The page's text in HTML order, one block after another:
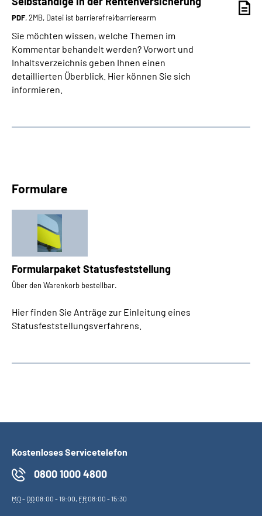
PDF, 2MB, Datei ist barrierefrei⁄barrierearm
Sie möchten wissen, welche Themen im
Kommentar behandelt werden? Vorwort und
Inhaltsverzeichnis geben Ihnen einen
detaillierten Überblick. Hier können Sie sich
informieren.
Formulare
Formularpaket Statusfeststellung
Über den Warenkorb bestellbar.
Hier finden Sie Anträge zur Einleitung eines
Statusfeststellungsverfahrens.
Kostenloses Servicetelefon
0800 1000 4800
MO- DO08:00 - 19:00, FR08:00 - 15:30